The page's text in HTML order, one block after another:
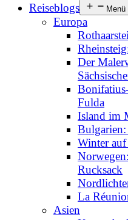
Reiseblogs
Menü
Europa
Der
Fulda
Island im
Winter
Rucksack
La
Asien